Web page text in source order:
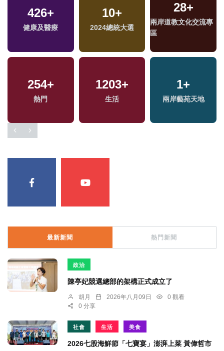
426+
健康及醫療
10+
2024總統大選
28+
兩岸道教文化交流專
區
254+
熱門
1203+
生活
1+
兩岸藝苑天地
最新新聞 熱門新聞
政治
陳亭妃競選總部的架構正式成立了
胡月 2026年八月09日
0 觀看
0 分享
社會 生活 美食
2026七股海鮮節「七寶宴」澎湃上菜 黃偉哲市